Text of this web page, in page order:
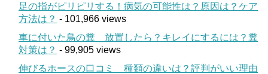
足の指がピリピリする！病気の可能性は？原因は？ケア
方法は？ - 101,966 views
車に付いた鳥の糞 放置したら？キレイにするには？糞
対策は？ - 99,905 views
伸びるホースの口コミ 種類の違いは？評判がいい理由